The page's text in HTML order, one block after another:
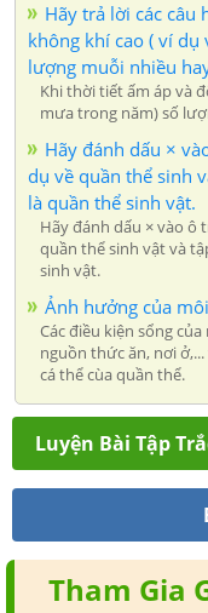
Hãy trả lời các câu
không khí cao ( ví dụ
lượng muỗi nhiều
Khi thời tiết ấm áp và
mưa trong năm) số
Hãy đánh dấu ×
dụ về quần thể sinh
là quần thể sinh vật.
Hãy đánh dấu × vào ô
quần thể sinh vật và
sinh vật.
Ảnh hưởng của
Các điều kiện sổng
nguồn thức ăn, nơi
cá thể cùa quần thể.
Luyện Bài Tập
Tham Gia